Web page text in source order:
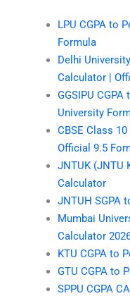
LPU CGPA to
Formula
Delhi
Calculator |
GGSIPU
University
CBSE Class
Official 9.5
JNTUK (JNTU
Calculator
JNTUH SGPA
Mumbai
Calculator
KTU CGPA to
GTU CGPA to
SPPU CGPA